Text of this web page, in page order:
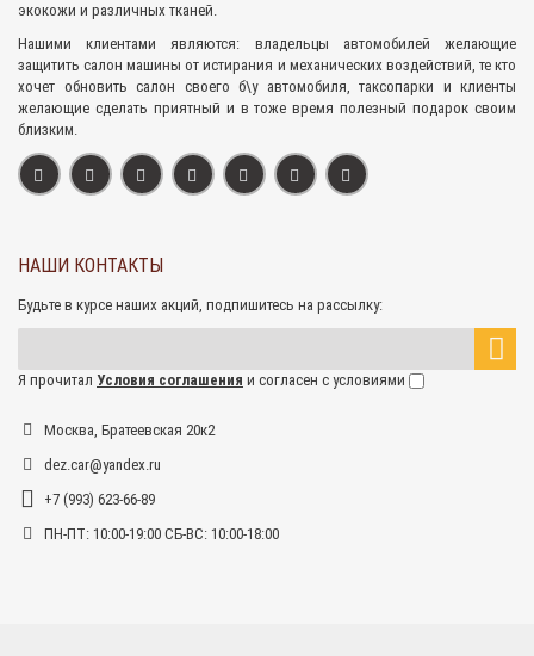
экокожи и различных тканей.
Нашими клиентами являются: владельцы автомобилей желающие
защитить салон машины от истирания и механических воздействий, те кто
хочет обновить салон своего б\у автомобиля, таксопарки и клиенты
желающие сделать приятный и в тоже время полезный подарок своим
близким.
НАШИ КОНТАКТЫ
Будьте в курсе наших акций, подпишитесь на рассылку:
Я прочитал Условия соглашения и согласен с условиями
Москва, Братеевская 20к2
dez.car@yandex.ru
+7 (993) 623-66-89
ПН-ПТ: 10:00-19:00 СБ-ВС: 10:00-18:00